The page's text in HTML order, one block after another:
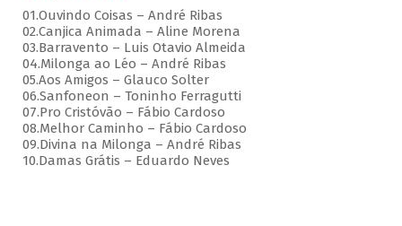
01.Ouvindo Coisas – André Ribas
02.Canjica Animada – Aline Morena
03.Barravento – Luis Otavio Almeida
04.Milonga ao Léo – André Ribas
05.Aos Amigos – Glauco Solter
06.Sanfoneon – Toninho Ferragutti
07.Pro Cristóvão – Fábio Cardoso
08.Melhor Caminho – Fábio Cardoso
09.Divina na Milonga – André Ribas
10.Damas Grátis – Eduardo Neves